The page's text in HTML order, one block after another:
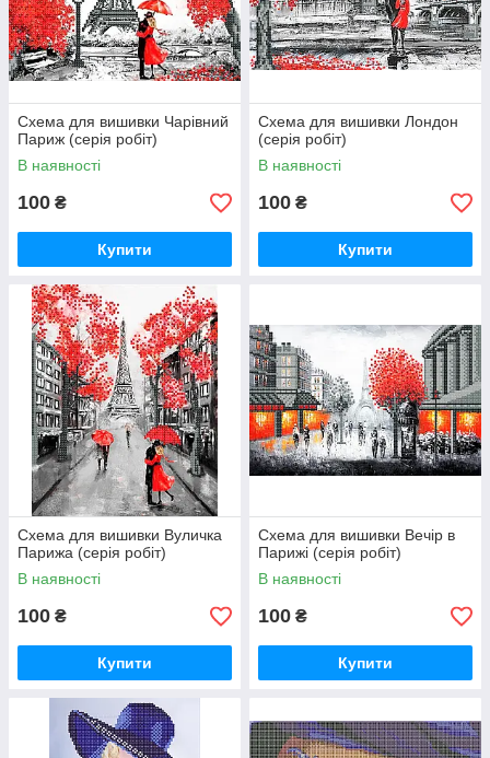
Схема для вишивки Чарівний
Париж (серія робіт)
В наявності
100 ₴
Купити
Схема для вишивки Лондон
(серія робіт)
В наявності
100 ₴
Купити
Схема для вишивки Вуличка
Парижа (серія робіт)
В наявності
100 ₴
Купити
Схема для вишивки Вечір в
Парижі (серія робіт)
В наявності
100 ₴
Купити